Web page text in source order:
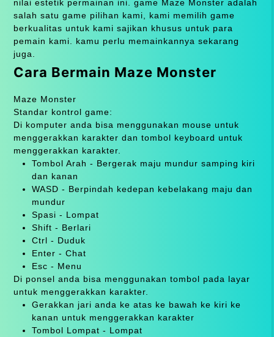
nilai estetik permainan ini. game Maze Monster adalah
salah satu game pilihan kami, kami memilih game
berkualitas untuk kami sajikan khusus untuk para
pemain kami. kamu perlu memainkannya sekarang
juga.
Cara Bermain Maze Monster
Maze Monster
Standar kontrol game:
Di komputer anda bisa menggunakan mouse untuk
menggerakkan karakter dan tombol keyboard untuk
menggerakkan karakter.
Tombol Arah - Bergerak maju mundur samping kiri
dan kanan
WASD - Berpindah kedepan kebelakang maju dan
mundur
Spasi - Lompat
Shift - Berlari
Ctrl - Duduk
Enter - Chat
Esc - Menu
Di ponsel anda bisa menggunakan tombol pada layar
untuk menggerakkan karakter.
Gerakkan jari anda ke atas ke bawah ke kiri ke
kanan untuk menggerakkan karakter
Tombol Lompat - Lompat